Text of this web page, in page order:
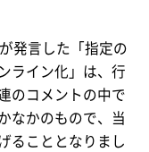
発言した「指定の
ライン化」は、行
のコメントの中で
なかのもので、当
ることとなりまし